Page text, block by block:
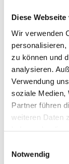
Diese
Wir verwenden
zu können und
analysieren.
Verwendung
soziale Medien,
Partner führen
weiteren Daten
Notwendig
Ausgänge
230(C)AD –